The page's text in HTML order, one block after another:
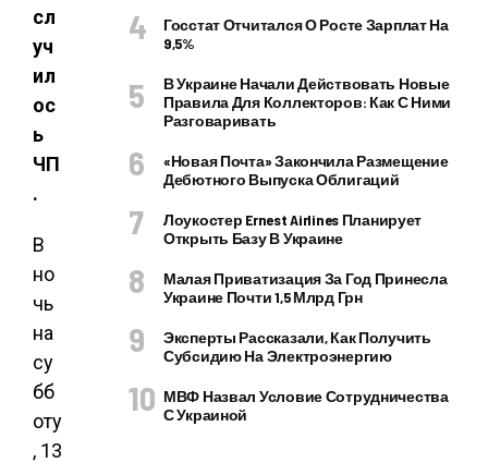
сл
уч
ил
ос
ь
ЧП
.
В
но
чь
на
су
бб
оту
, 13
Госстат Отчитался О Росте Зарплат На
9,5%
В Украине Начали Действовать Новые
Правила Для Коллекторов: Как С Ними
Разговаривать
«Новая Почта» Закончила Размещение
Дебютного Выпуска Облигаций
Лоукостер Ernest Airlines Планирует
Открыть Базу В Украине
Малая Приватизация За Год Принесла
Украине Почти 1,5 Млрд Грн
Эксперты Рассказали, Как Получить
Субсидию На Электроэнергию
МВФ Назвал Условие Сотрудничества
С Украиной